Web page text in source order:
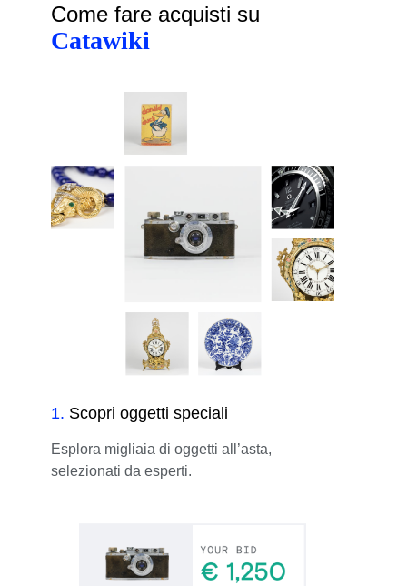
Come fare acquisti su
Catawiki
1. Scopri oggetti speciali
Esplora migliaia di oggetti all’asta,
selezionati da esperti.